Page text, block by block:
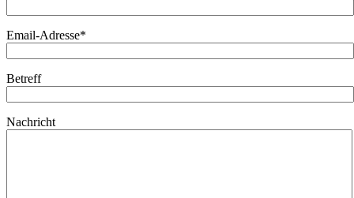
Email-Adresse*
Betreff
Nachricht